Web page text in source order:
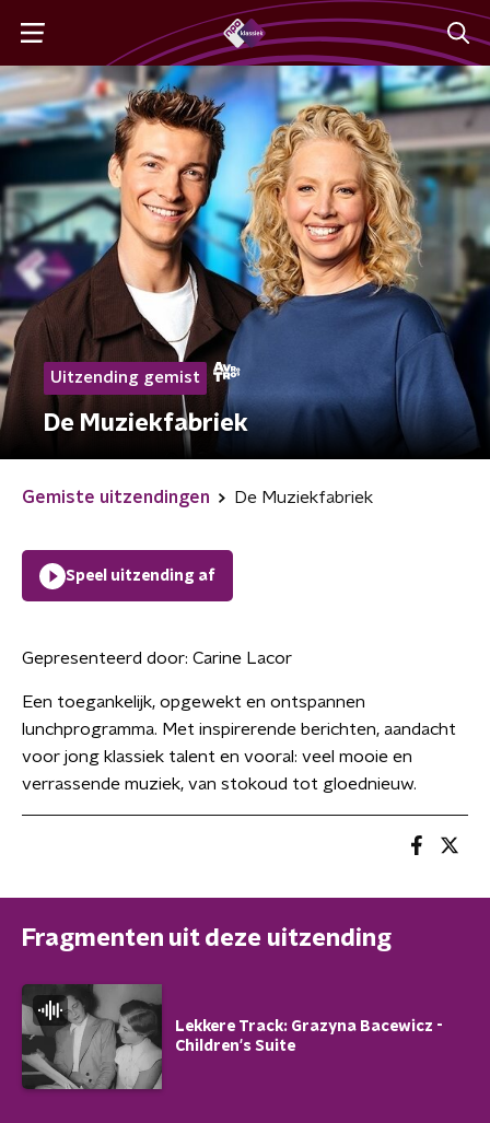
Uitzending gemist
De Muziekfabriek
Gemiste uitzendingen De Muziekfabriek
Speel uitzending af
Gepresenteerd door: Carine Lacor
Een toegankelijk, opgewekt en ontspannen
lunchprogramma. Met inspirerende berichten, aandacht
voor jong klassiek talent en vooral: veel mooie en
verrassende muziek, van stokoud tot gloednieuw.
Fragmenten uit deze uitzending
Lekkere Track: Grazyna Bacewicz -
Children's Suite